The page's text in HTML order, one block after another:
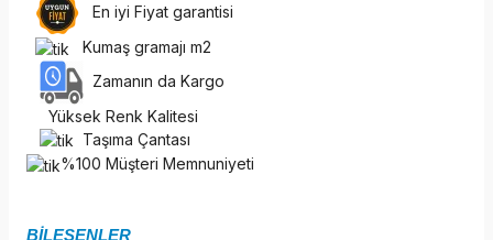
En iyi Fiyat garantisi
Kumaş gramajı m2
Zamanın da Kargo
Yüksek Renk Kalitesi
Taşıma Çantası
%100 Müşteri Memnuniyeti
BİLEŞENLER